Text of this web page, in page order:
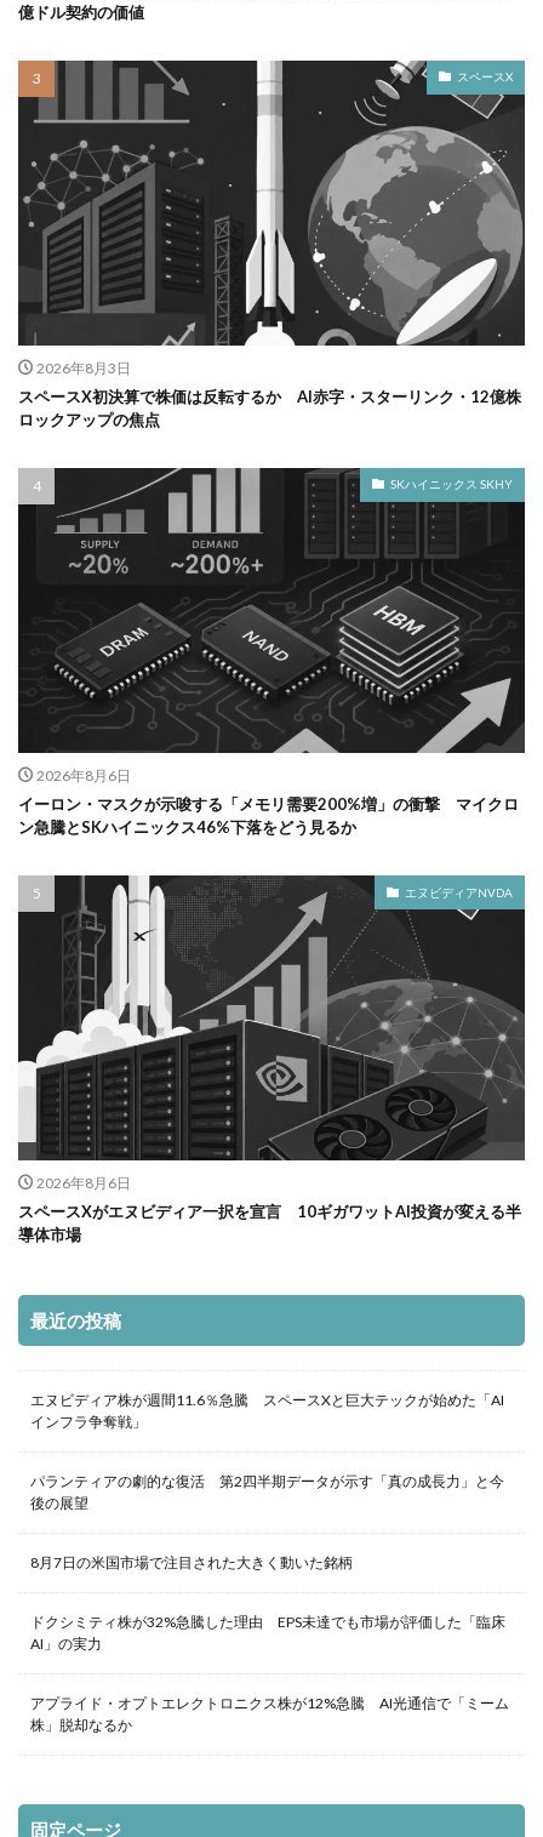
億ドル契約の価値
スペースX
2026年8月3日
スペースX初決算で株価は反転するか AI赤字・スターリンク・12億株
ロックアップの焦点
SKハイニックス SKHY
2026年8月6日
イーロン・マスクが示唆する「メモリ需要200%増」の衝撃 マイクロ
ン急騰とSKハイニックス46%下落をどう見るか
エヌビディアNVDA
2026年8月6日
スペースXがエヌビディア一択を宣言 10ギガワットAI投資が変える半
導体市場
最近の投稿
エヌビディア株が週間11.6％急騰 スペースXと巨大テックが始めた「AI
インフラ争奪戦」
パランティアの劇的な復活 第2四半期データが示す「真の成長力」と今
後の展望
8月7日の米国市場で注目された大きく動いた銘柄
ドクシミティ株が32%急騰した理由 EPS未達でも市場が評価した「臨床
AI」の実力
アプライド・オプトエレクトロニクス株が12%急騰 AI光通信で「ミーム
株」脱却なるか
固定ページ